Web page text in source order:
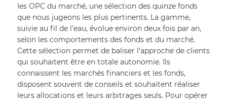
les OPC du marché, une sélection des quinze fonds
que nous jugeons les plus pertinents. La gamme,
suivie au fil de l’eau, évolue environ deux fois par an,
selon les comportements des fonds et du marché.
Cette sélection permet de baliser l’approche de clients
qui souhaitent être en totale autonomie. Ils
connaissent les marchés financiers et les fonds,
disposent souvent de conseils et souhaitent réaliser
leurs allocations et leurs arbitrages seuls. Pour opérer